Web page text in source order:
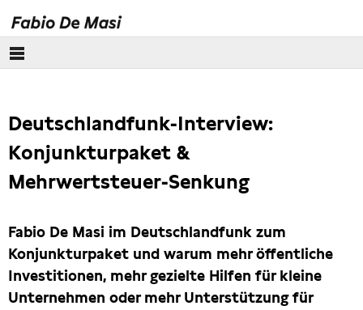
Europäisches Parlament
Themen
Deutschlandfunk-Interview:
Konjunkturpaket &
Mehrwertsteuer-Senkung
Fabio De Masi im Deutschlandfunk zum
Konjunkturpaket und warum mehr öffentliche
Investitionen, mehr gezielte Hilfen für kleine
Unternehmen oder mehr Unterstützung für